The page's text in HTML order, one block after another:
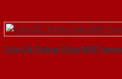
Cửa Gỗ Chống Cháy MDF